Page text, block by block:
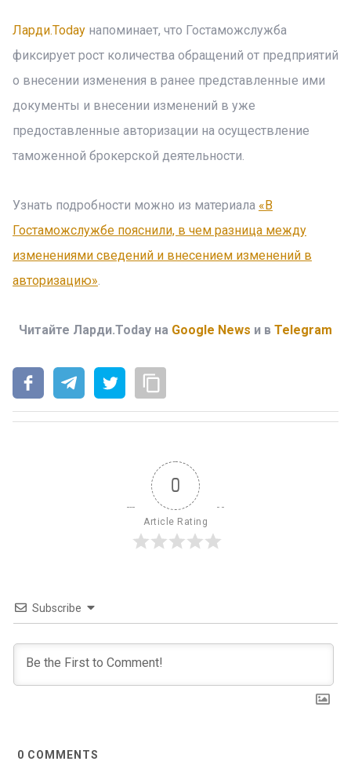
Ларди.Today напоминает, что Гостаможслужба
фиксирует рост количества обращений от предприятий
о внесении изменения в ранее представленные ими
документы и внесении изменений в уже
предоставленные авторизации на осуществление
таможенной брокерской деятельности.
Узнать подробности можно из материала «В
Гостаможслужбе пояснили, в чем разница между
изменениями сведений и внесением изменений в
авторизацию».
Читайте Ларди.Today на Google News и в Telegram
0
Article Rating
Subscribe
0 COMMENTS